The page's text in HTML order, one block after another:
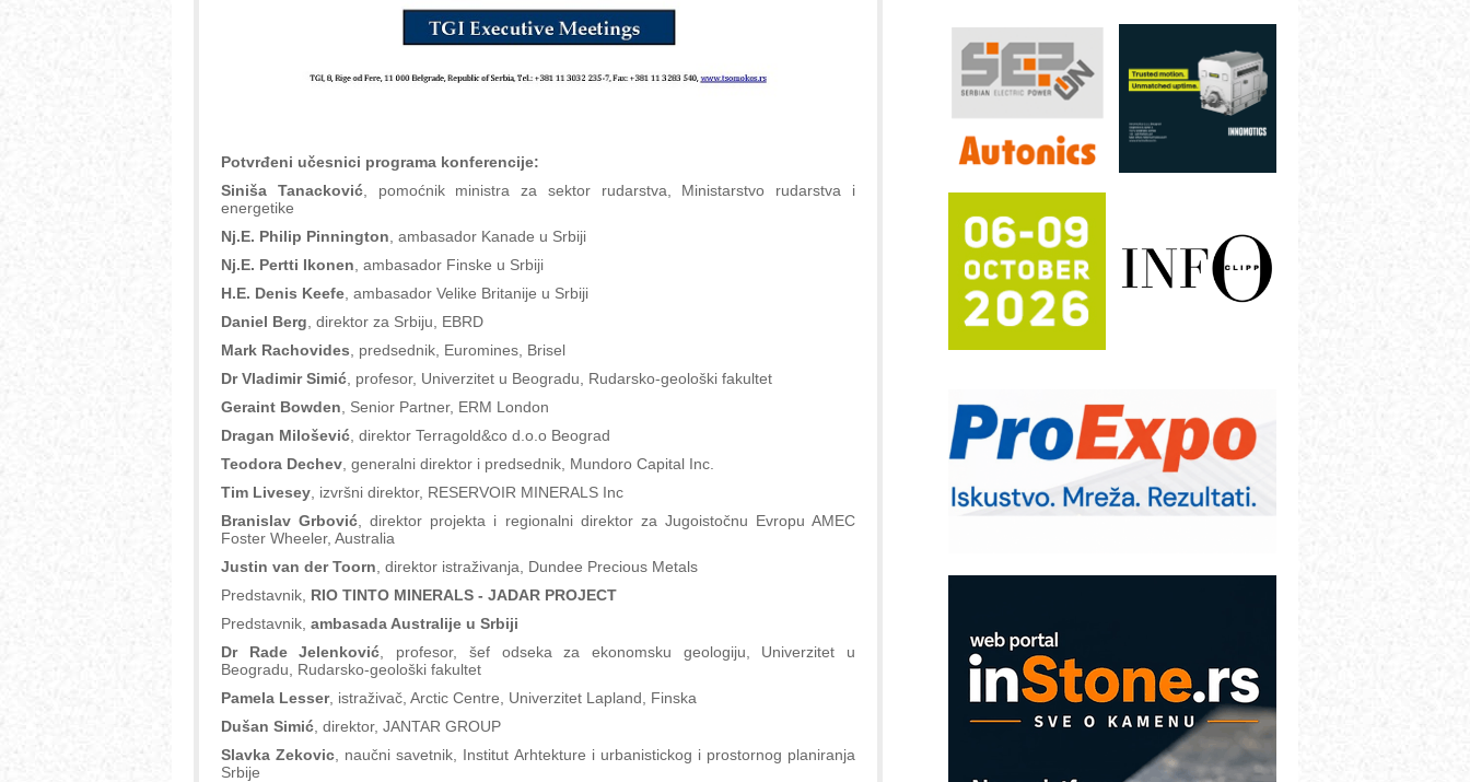
Potvrđeni učesnici programa konferencije:
Siniša Tanacković, pomoćnik ministra za sektor rudarstva, Ministarstvo rudarstva i
energetike
Nj.E. Philip Pinnington , ambasador Kanade u Srbiji
Nj.E. Pertti Ikonen , ambasador Finske u Srbiji
H.E. Denis Keefe , ambasador Velike Britanije u Srbiji
Daniel Berg , direktor za Srbiju, EBRD
Mark Rachovides , predsednik, Euromines, Brisel
Dr Vladimir Simić , profesor, Univerzitet u Beogradu, Rudarsko-geološki fakultet
Geraint Bowden , Senior Partner, ERM London
Dragan Milošević , direktor Terragold&co d.o.o Beograd
Teodora Dechev , generalni direktor i predsednik, Mundoro Capital Inc.
Tim Livesey , izvršni direktor, RESERVOIR MINERALS Inc
Branislav Grbović , direktor projekta i regionalni direktor za Jugoistočnu Evropu AMEC
Foster Wheeler, Australia
Justin van der Toorn , direktor istraživanja, Dundee Precious Metals
Predstavnik, RIO TINTO MINERALS - JADAR PROJECT
Predstavnik, ambasada Australije u Srbiji
Dr Rade Jelenković , profesor, šef odseka za ekonomsku geologiju, Univerzitet u
Beogradu, Rudarsko-geološki fakultet
Pamela Lesser, istraživač, Arctic Centre, Univerzitet Lapland, Finska
Dušan Simić , direktor, JANTAR GROUP
Slavka Zekovic , naučni savetnik, Institut Arhtekture i urbanistickog i prostornog planiranja
Srbije
procesnim sistemima
RILINEX kompanije Rittal
FANUC: Najbolje za vašu pametnu
Efikasno upravljanje energijom
Automatizacija pakovanja · Display
(Shelf-Ready) omotnice
Potpuna efikasnost bez složenih
sistema
Trajna oznaka kao dugoročna korist
Bezbednost na prvom mestu!
– Pametna signalizacija za efikasnije
upravljanje mašinama
Mitutoyo Crysta-Apex V PLUS: Nova
era CNC merenja
mrežnog pretvarača sa tečnim
COMBYPACK
EVOKS Maintenance Management